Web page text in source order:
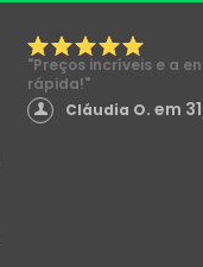
"Preços incríveis e a
rápida!"
Cláudia O.em